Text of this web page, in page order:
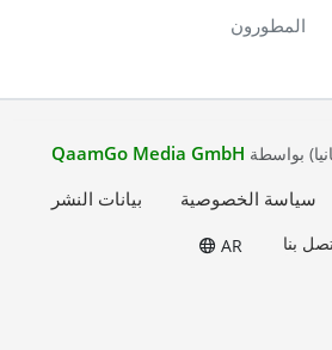
المطورون
بواسطة QaamGo Media GmbH
سياسة الخصوصية بيانات النشر
بنا AR